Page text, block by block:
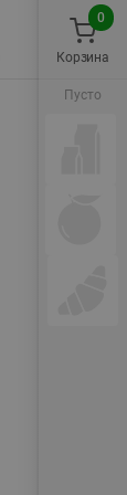
Корзина
0
Пусто